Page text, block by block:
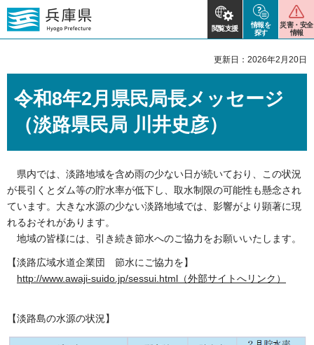
閲覧支援
情報を
探す
災害・安全
情報
更新日：2026年2月20日
令和8年2月県民局長メッセージ
（淡路県民局 川井史彦）
県内では、淡路地域を含め雨の少ない日が続いており、この状況
が長引くとダム等の貯水率が低下し、取水制限の可能性も懸念され
ています。大きな水源の少ない淡路地域では、影響がより顕著に現
れるおそれがあります。
地域の皆様には、引き続き節水へのご協力をお願いいたします。
【淡路広域水道企業団 節水にご協力を】
http://www.awaji-suido.jp/sessui.html（外部サイトへリンク）
【淡路島の水源の状況】